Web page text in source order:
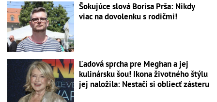
Šokujúce slová Borisa Prša: Nikdy
viac na dovolenku s rodičmi!
Ľadová sprcha pre Meghan a jej
kulinársku šou! Ikona životného štýlu
jej naložila: Nestačí si obliecť zásteru